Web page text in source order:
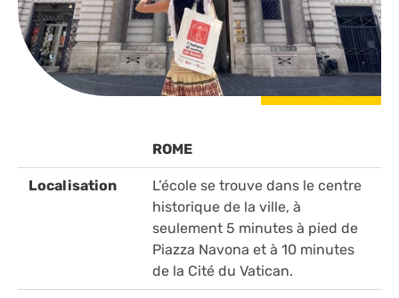
ROME
Localisation
L’école se trouve dans le centre
historique de la ville, à
seulement 5 minutes à pied de
Piazza Navona et à 10 minutes
de la Cité du Vatican.